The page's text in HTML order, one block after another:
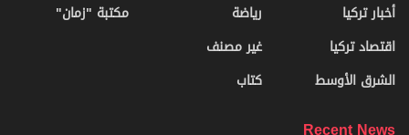
أخبار تركيا
اقتصاد تركيا
الشرق الأوسط
رياضة
غير مصنف
كتاب
مكتبة "زمان"